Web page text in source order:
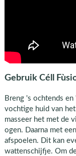
Gebruik Céll
Breng 's ochtends
vochtige huid van
masseer het met de
ogen. Daarna met
afspoelen. Dit kan
wattenschijfje. Om